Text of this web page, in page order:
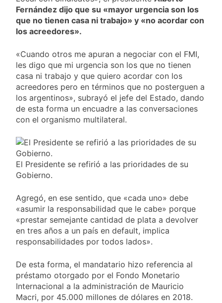
Fernández dijo que su «mayor urgencia son los
que no tienen casa ni trabajo» y «no acordar con
los acreedores».
«Cuando otros me apuran a negociar con el FMI,
les digo que mi urgencia son los que no tienen
casa ni trabajo y que quiero acordar con los
acreedores pero en términos que no posterguen a
los argentinos», subrayó el jefe del Estado, dando
de esta forma un encuadre a las conversaciones
con el organismo multilateral.
El Presidente se refirió a las prioridades de su
Gobierno.
Agregó, en ese sentido, que «cada uno» debe
«asumir la responsabilidad que le cabe» porque
«prestar semejante cantidad de plata a devolver
en tres años a un país en default, implica
responsabilidades por todos lados».
De esta forma, el mandatario hizo referencia al
préstamo otorgado por el Fondo Monetario
Internacional a la administración de Mauricio
Macri, por 45.000 millones de dólares en 2018.